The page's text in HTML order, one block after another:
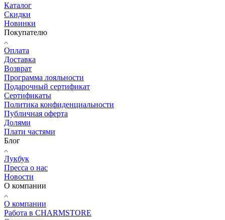
Каталог
Скидки
Новинки
Покупателю
Оплата
Доставка
Возврат
Программа лояльности
Подарочный сертификат
Сертификаты
Политика конфиденциальности
Публичная оферта
Долями
Плати частями
Блог
Лукбук
Пресса о нас
Новости
О компании
О компании
Работа в CHARMSTORE